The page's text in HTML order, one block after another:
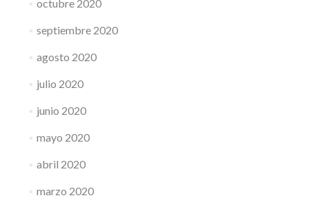
octubre 2020
septiembre 2020
agosto 2020
julio 2020
junio 2020
mayo 2020
abril 2020
marzo 2020